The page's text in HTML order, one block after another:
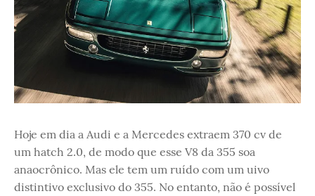
Hoje em dia a Audi e a Mercedes extraem 370 cv de
um hatch 2.0, de modo que esse V8 da 355 soa
anaocrônico. Mas ele tem um ruído com um uivo
distintivo exclusivo do 355. No entanto, não é possível